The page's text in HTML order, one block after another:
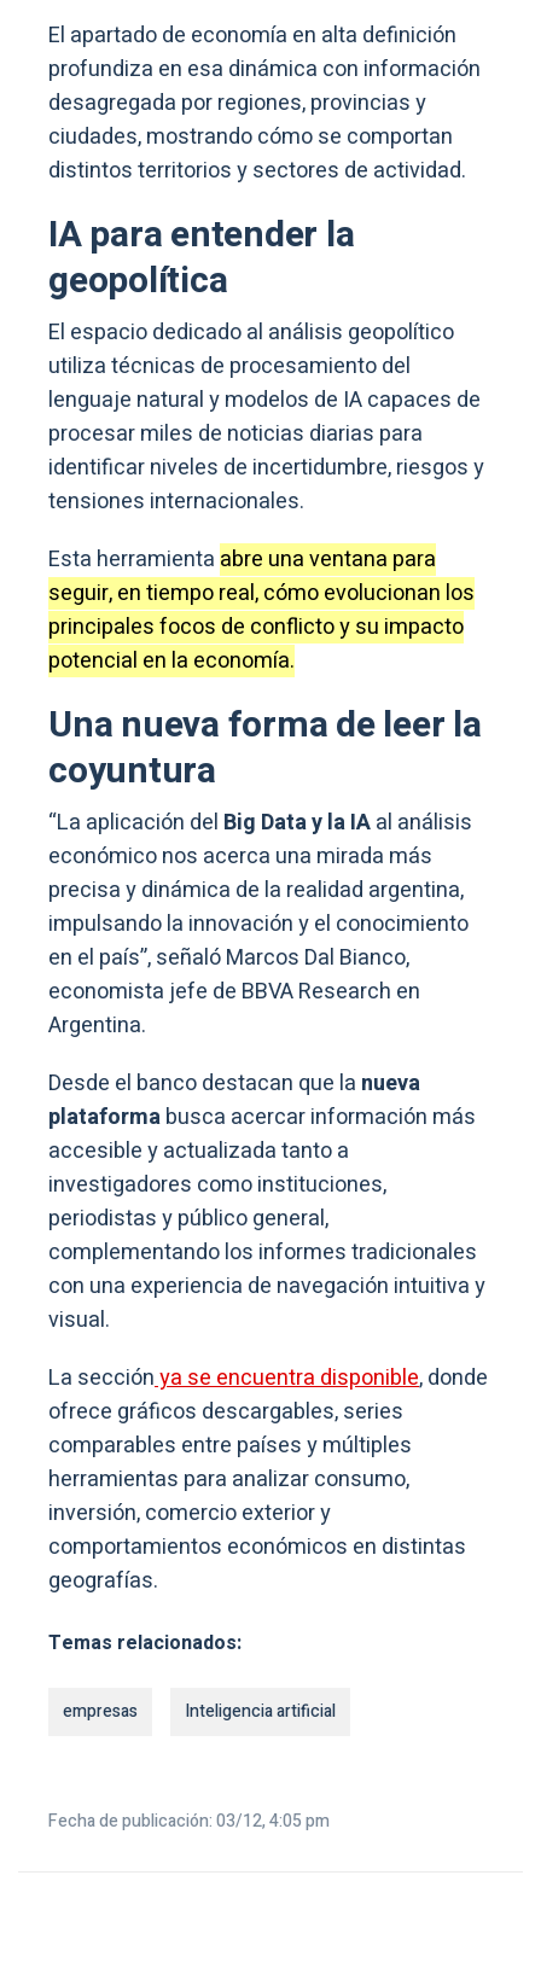
El apartado de economía en alta definición
profundiza en esa dinámica con información
desagregada por regiones, provincias y
ciudades, mostrando cómo se comportan
distintos territorios y sectores de actividad.
IA para entender la
geopolítica
El espacio dedicado al análisis geopolítico
utiliza técnicas de procesamiento del
lenguaje natural y modelos de IA capaces de
procesar miles de noticias diarias para
identificar niveles de incertidumbre, riesgos y
tensiones internacionales.
Esta herramienta abre una ventana para
seguir, en tiempo real, cómo evolucionan los
principales focos de conflicto y su impacto
potencial en la economía.
Una nueva forma de leer la
coyuntura
“La aplicación del Big Data y la IAal análisis
económico nos acerca una mirada más
precisa y dinámica de la realidad argentina,
impulsando la innovación y el conocimiento
en el país”, señaló Marcos Dal Bianco,
economista jefe de BBVA Research en
Argentina.
Desde el banco destacan que la nueva
plataformabusca acercar información más
accesible y actualizada tanto a
investigadores como instituciones,
periodistas y público general,
complementando los informes tradicionales
con una experiencia de navegación intuitiva y
visual.
La secciónya se encuentra disponible, donde
ofrece gráficos descargables, series
comparables entre países y múltiples
herramientas para analizar consumo,
inversión, comercio exterior y
comportamientos económicos en distintas
geografías.
Temas relacionados:
empresas Inteligencia artificial
Fecha de publicación: 03/12, 4:05 pm